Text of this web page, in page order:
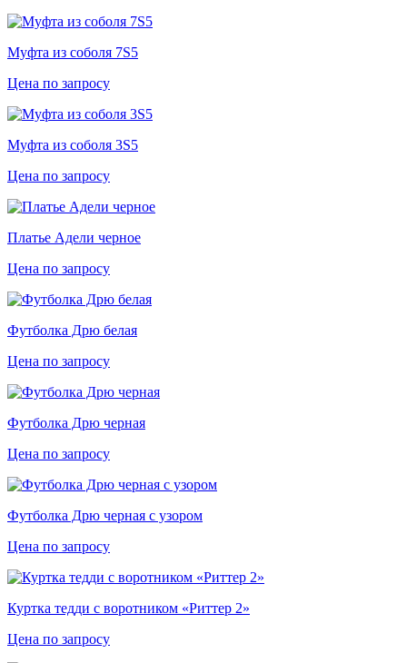
Муфта из соболя 7S5
Цена по запросу
Муфта из соболя 3S5
Цена по запросу
Платье Адели черное
Цена по запросу
Футболка Дрю белая
Цена по запросу
Футболка Дрю черная
Цена по запросу
Футболка Дрю черная с узором
Цена по запросу
Куртка тедди с воротником «Риттер 2»
Цена по запросу